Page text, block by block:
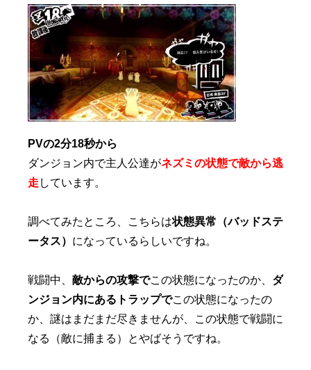
PVの2分18秒から
ダンジョン内で主人公達がネズミの状態で敵から逃
走 しています。
調べてみたところ、こちらは状態異常（バッドステ
ータス） になっているらしいですね。
戦闘中、 敵からの攻撃でこの状態になったのか、 ダ
ンジョン内にあるトラップでこの状態になったの
か、謎はまだまだ尽きませんが、この状態で戦闘に
なる（敵に捕まる）とやばそうですね。